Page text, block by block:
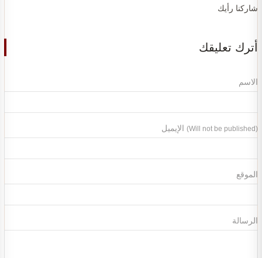
شاركنا رأيك
أترك تعليقك
الاسم
(Will not be published)
الموقع
الرسالة